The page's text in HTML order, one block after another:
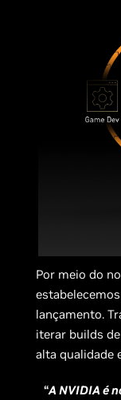
Por meio do
lançamento.
iterar builds
alta qualidade
“A NVIDIA é